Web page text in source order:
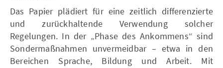
Das Papier plädiert für eine zeitlich differenzierte
und zurückhaltende Verwendung solcher
Regelungen. In der „Phase des Ankommens“ sind
Sondermaßnahmen unvermeidbar – etwa in den
Bereichen Sprache, Bildung und Arbeit. Mit